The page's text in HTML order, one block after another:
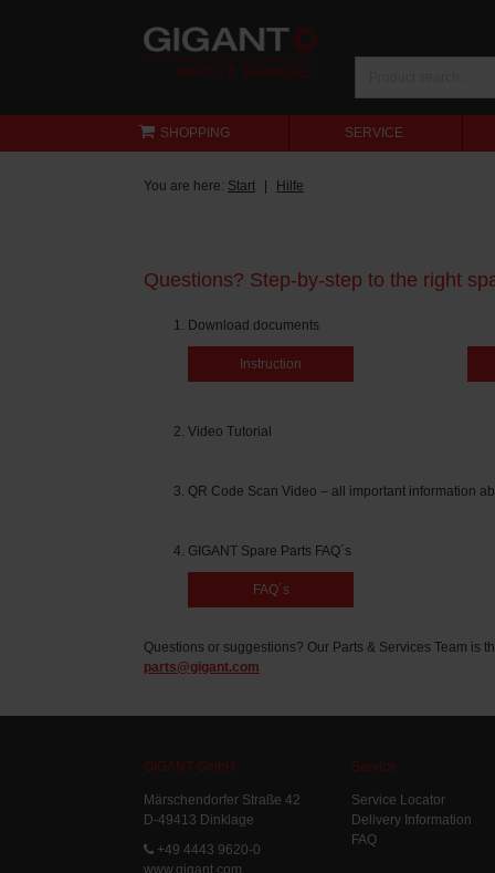
SHOPPING SERVICE
You are here: Start Hilfe
Questions? Step-by-step to the right
Download documents
Instruction
Video Tutorial
QR Code Scan Video – all important information
GIGANT Spare Parts FAQ´s
FAQ´s
Questions or suggestions? Our Parts & Services Team is
parts@gigant.com
GIGANT GmbH
Märschendorfer Straße 42
D-49413 Dinklage
+49 4443 9620-0
www.gigant.com
Service
Service Locator
Delivery Information
FAQ